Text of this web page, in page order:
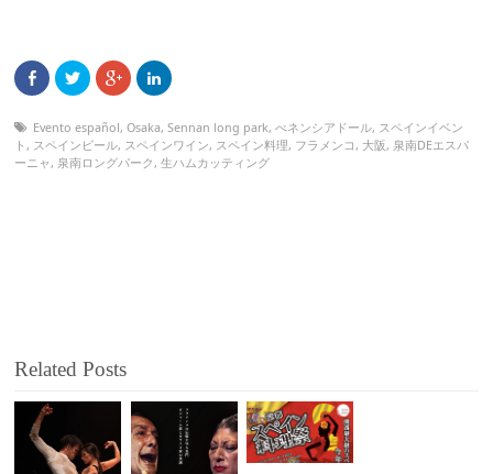
Evento español,Osaka,Sennan long park,べネンシアドール, スペインイベン
ト , スペインビール, スペインワイン, スペイン料理, フラメンコ , 大阪, 泉南DEエスパ
ーニャ , 泉南ロングパーク ,生ハムカッティング
Related Posts